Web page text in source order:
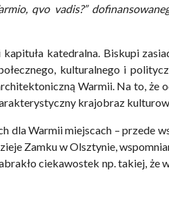
qvo vadis?”
katedralna. Biskupi
kulturalnego i
Warmii. Na to, że
krajobraz
dla Warmii miejscach – przede
Zamku w Olsztynie,
ciekawostek np. takiej,